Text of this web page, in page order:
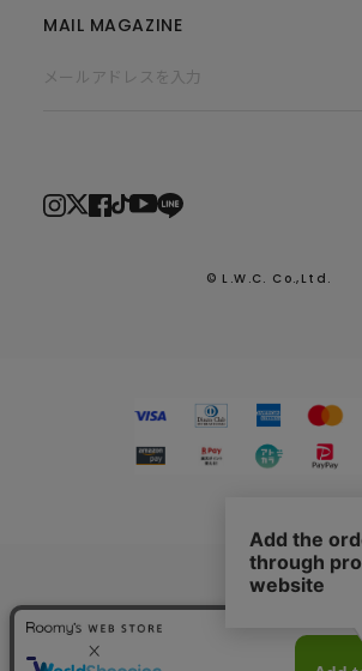
2026.7.29
熊本県熊本地方を震源とする地震による
MAIL MAGAZINE
© L.W.C. Co.,Ltd.